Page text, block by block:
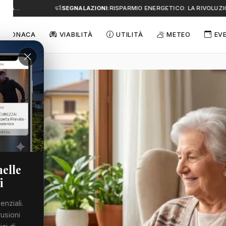
SEGNALAZIONI:RISPARMIO ENERGETICO: LA
CRONACA VIABILITÀ UTILITÀ METEO